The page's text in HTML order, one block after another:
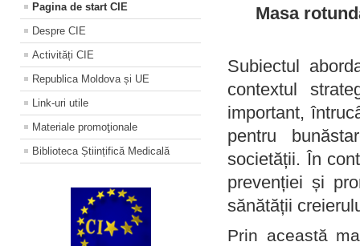
Pagina de start CIE
Despre CIE
Activități CIE
Republica Moldova și UE
Link-uri utile
Materiale promoţionale
Biblioteca Științifică Medicală
Masa
Subiectul
contextul
important,
pentru
societății. În
prevenției și
sănătății
Prin această